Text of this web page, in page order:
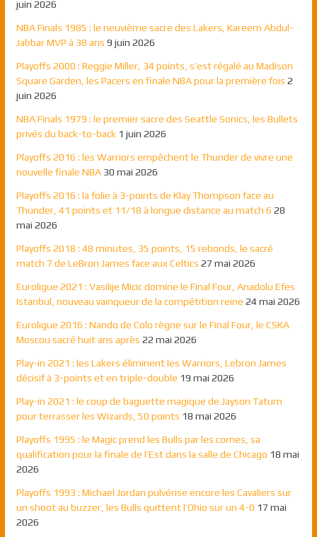
juin 2026
NBA Finals 1985 : le neuvième sacre des Lakers, Kareem Abdul-
Jabbar MVP à 38 ans 9 juin 2026
Playoffs 2000 : Reggie Miller, 34 points, s’est régalé au Madison
Square Garden, les Pacers en finale NBA pour la première fois 2
juin 2026
NBA Finals 1979 : le premier sacre des Seattle Sonics, les Bullets
privés du back-to-back 1 juin 2026
Playoffs 2016 : les Warriors empêchent le Thunder de vivre une
nouvelle finale NBA 30 mai 2026
Playoffs 2016 : la folie à 3-points de Klay Thompson face au
Thunder, 41 points et 11/18 à longue distance au match 6 28
mai 2026
Playoffs 2018 : 48 minutes, 35 points, 15 rebonds, le sacré
match 7 de LeBron James face aux Celtics 27 mai 2026
Euroligue 2021 : Vasilije Micic domine le Final Four, Anadolu Efes
Istanbul, nouveau vainqueur de la compétition reine 24 mai 2026
Euroligue 2016 : Nando de Colo règne sur le Final Four, le CSKA
Moscou sacré huit ans après 22 mai 2026
Play-in 2021 : les Lakers éliminent les Warriors, Lebron James
décisif à 3-points et en triple-double 19 mai 2026
Play-in 2021 : le coup de baguette magique de Jayson Tatum
pour terrasser les Wizards, 50 points 18 mai 2026
Playoffs 1995 : le Magic prend les Bulls par les cornes, sa
qualification pour la finale de l’Est dans la salle de Chicago 18 mai
2026
Playoffs 1993 : Michael Jordan pulvérise encore les Cavaliers sur
un shoot au buzzer, les Bulls quittent l’Ohio sur un 4-0 17 mai
2026